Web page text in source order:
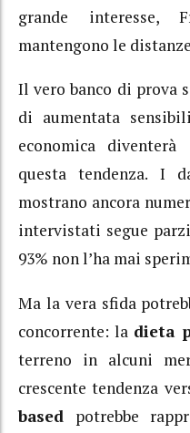
grande interesse,
mantengono le
Il vero banco di prova
di aumentata
economica
questa tendenza. I
mostrano ancora
intervistati segue
93% non l’ha mai
Ma la vera sfida
concorrente: la dieta
terreno in alcuni
crescente tendenza
based potrebbe